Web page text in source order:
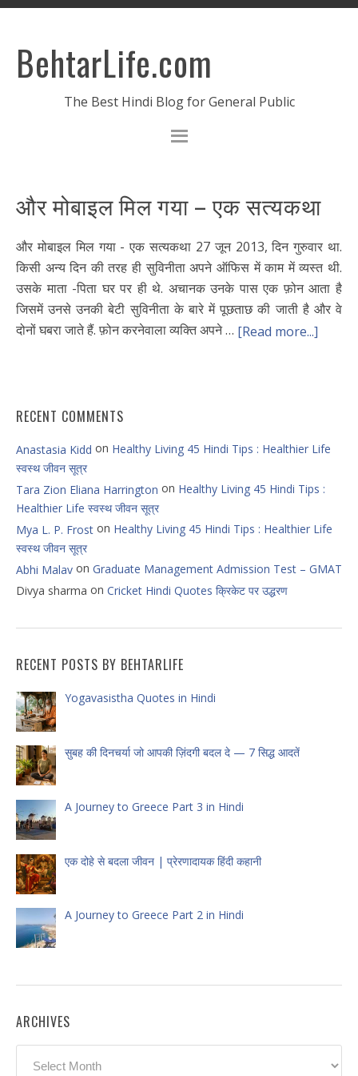
BehtarLife.com
The Best Hindi Blog for General Public
और मोबाइल मिल गया – एक सत्यकथा
और मोबाइल मिल गया - एक सत्यकथा 27 जून 2013, दिन गुरुवार था.
किसी अन्य दिन की तरह ही सुविनीता अपने ऑफिस में काम में व्यस्त थी.
उसके माता -पिता घर पर ही थे. अचानक उनके पास एक फ़ोन आता है
जिसमें उनसे उनकी बेटी सुविनीता के बारे में पूछताछ की जाती है और वे
दोनों घबरा जाते हैं. फ़ोन करनेवाला व्यक्ति अपने … [Read more...]
RECENT COMMENTS
Anastasia Kidd on Healthy Living 45 Hindi Tips : Healthier Life
स्वस्थ जीवन सूत्र
Tara Zion Eliana Harrington on Healthy Living 45 Hindi Tips :
Healthier Life स्वस्थ जीवन सूत्र
Mya L. P. Frost on Healthy Living 45 Hindi Tips : Healthier Life
स्वस्थ जीवन सूत्र
Abhi Malav on Graduate Management Admission Test – GMAT
Divya sharma on Cricket Hindi Quotes क्रिकेट पर उद्धरण
RECENT POSTS BY BEHTARLIFE
Yogavasistha Quotes in Hindi
सुबह की दिनचर्या जो आपकी ज़िंदगी बदल दे — 7 सिद्ध आदतें
A Journey to Greece Part 3 in Hindi
एक दोहे से बदला जीवन | प्रेरणादायक हिंदी कहानी
A Journey to Greece Part 2 in Hindi
ARCHIVES